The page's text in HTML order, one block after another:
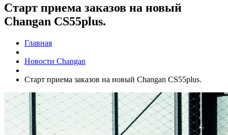
Старт приема заказов на новый
Changan CS55plus.
Главная
Новости Changan
Старт приема заказов на новый Changan CS55plus.